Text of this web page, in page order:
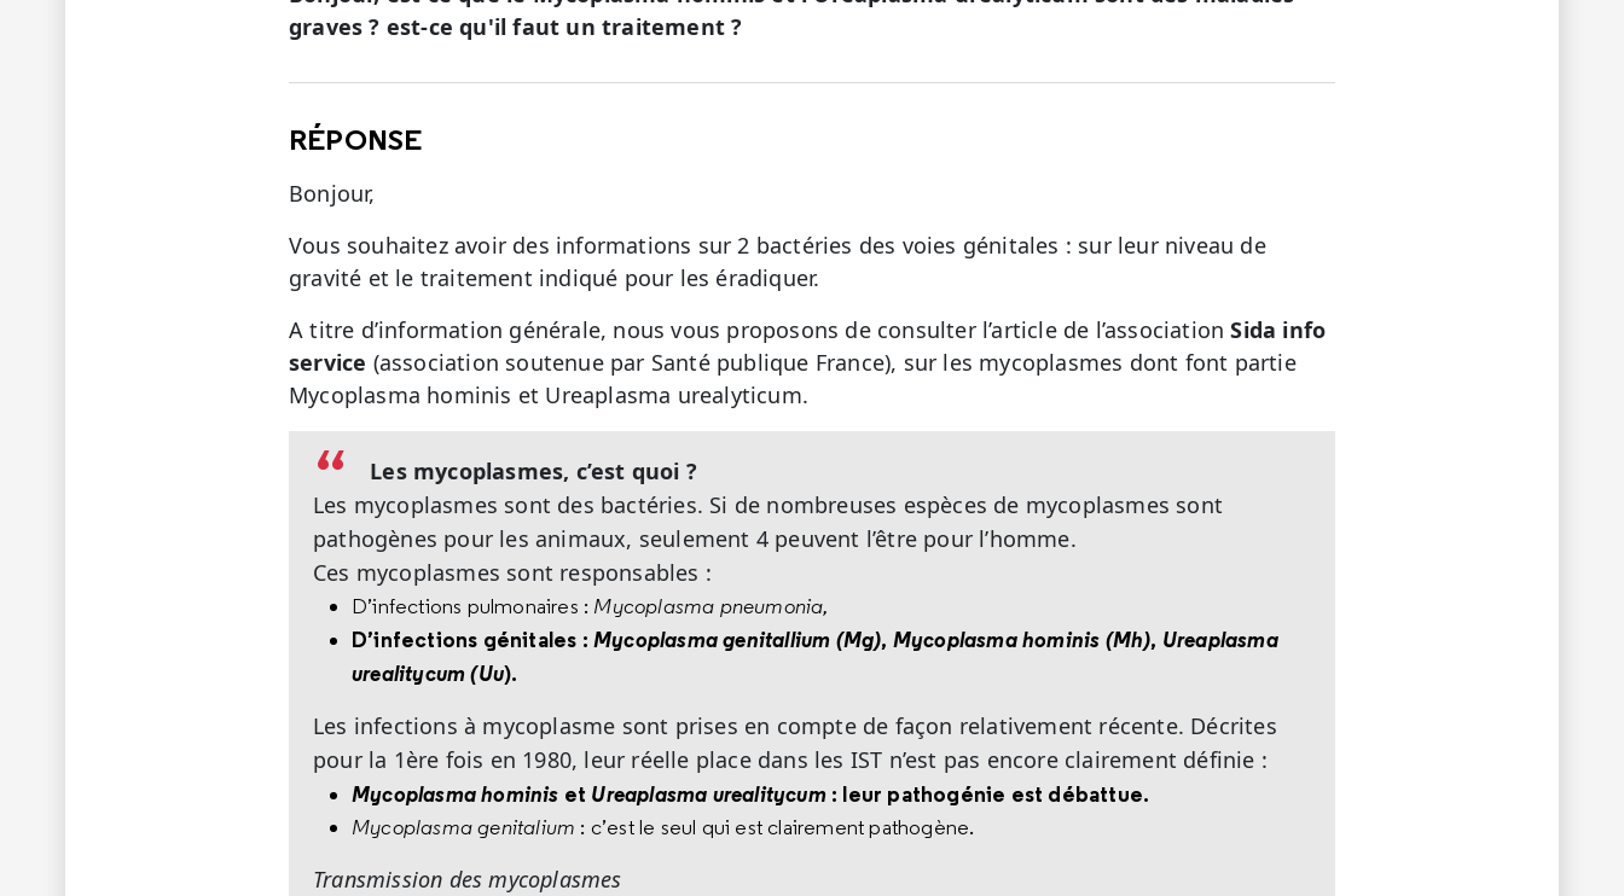
graves ? est-ce qu'il faut un traitement ?
RÉPONSE
Bonjour,
Vous souhaitez avoir des informations sur 2 bactéries des voies génitales : sur leur niveau de
gravité et le traitement indiqué pour les éradiquer.
A titre d’information générale, nous vous proposons de consulter l’article de l’associationSida info
service (association soutenue par Santé publique France), sur les mycoplasmes dont font partie
Mycoplasma hominis et Ureaplasma urealyticum.
Les mycoplasmes, c’est quoi ?
Les mycoplasmes sont des bactéries. Si de nombreuses espèces de mycoplasmes sont
pathogènes pour les animaux, seulement 4 peuvent l’être pour l’homme.
Ces mycoplasmes sont responsables :
D’infections pulmonaires : Mycoplasma pneumonia,
D’infections génitales : Mycoplasma genitallium (Mg), Mycoplasma hominis (Mh), Ureaplasma
urealitycum (Uu).
Les infections à mycoplasme sont prises en compte de façon relativement récente. Décrites
pour la 1ère fois en 1980, leur réelle place dans les IST n’est pas encore clairement définie :
Mycoplasma hominis et Ureaplasma urealitycum: leur pathogénie est débattue.
Mycoplasma genitalium : c’est le seul qui est clairement pathogène.
Transmission des mycoplasmes